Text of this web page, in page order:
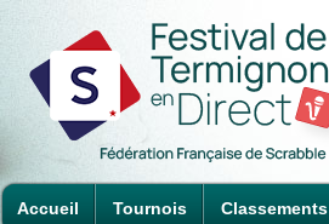
Accueil Tournois Classements